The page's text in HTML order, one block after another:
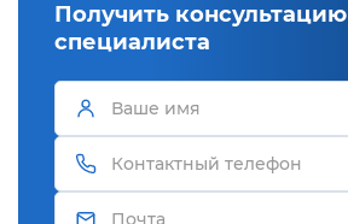
Получить консультацию
специалиста